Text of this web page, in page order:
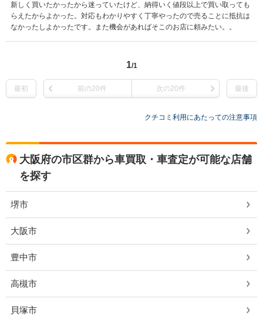
新しく買いたかったから迷っていたけど、納得いく値段以上で買い取っても
らえたからよかった。対応もわかりやすく丁寧やったので売ることに抵抗は
なかったしよかったです。また機会があればそこのお店に頼みたい。。
1/1
最初 前の20件 次の20件 最後
クチコミ利用にあたっての注意事項
大阪府の市区群から車買取・車査定が可能な店舗
を探す
堺市
大阪市
豊中市
高槻市
貝塚市